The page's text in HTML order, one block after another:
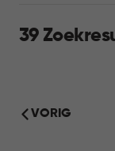
39
VORIG